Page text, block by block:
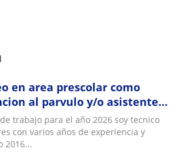
en area prescolar como
al parvulo y/o asistente
trabajo para el año 2026 soy tecnico
con varios años de experiencia y
2016...